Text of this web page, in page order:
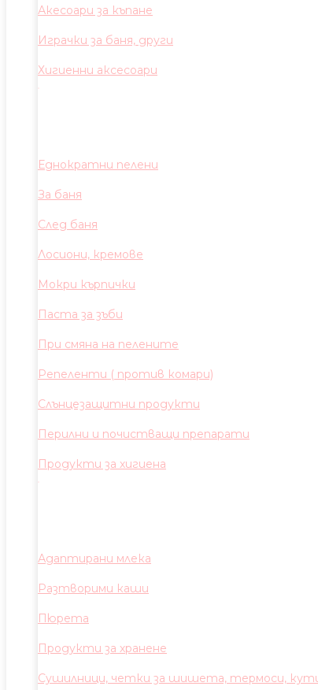
Акесоари за къпане
Играчки за баня, други
Хигиенни аксесоари
Еднократни пелени
За баня
След баня
Лосиони, кремове
Мокри кърпички
Паста за зъби
При смяна на пелените
Репеленти ( против комари)
Слънцезащитни продукти
Перилни и почистващи препарати
Продукти за хигиена
Адаптирани млека
Разтворими каши
Пюрета
Продукти за хранене
Сушилници, четки за шишета, термоси,